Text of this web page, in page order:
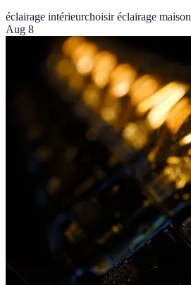
éclairage intérieurchoisir éclairage maison
Aug 8